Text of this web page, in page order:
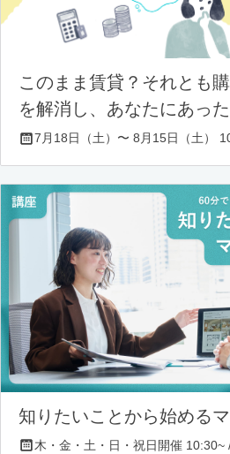
このまま賃貸？それとも
を解消し、あなたにあっ
7月18日（土）〜 8月15日（土）
知りたいことから始める